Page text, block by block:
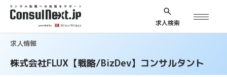
求人検索
求人情報
株式会社FLUX【戦略/BizDev】コンサルタント